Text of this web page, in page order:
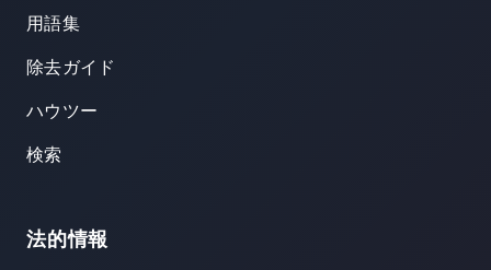
用語集
除去ガイド
ハウツー
検索
法的情報